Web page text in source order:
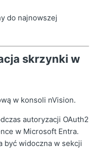
do najnowszej
skrzynki w
w konsoli nVision.
autoryzacji OAuth2
w Microsoft Entra.
być widoczna w sekcji